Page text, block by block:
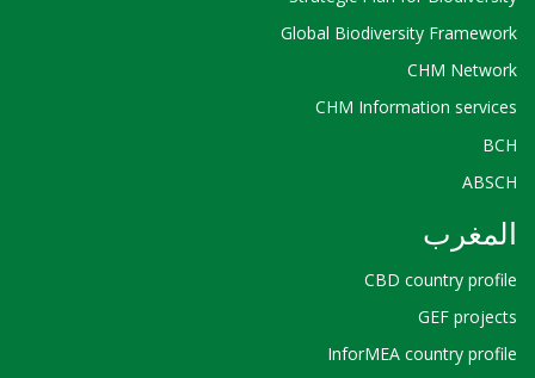
Global Biodiversity Framework
CHM Network
CHM Information services
BCH
ABSCH
المغرب
CBD country profile
GEF projects
InforMEA country profile